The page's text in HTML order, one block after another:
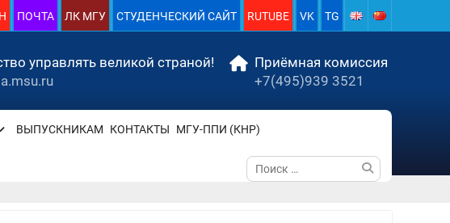
ПОЧТА ЛК МГУ СТУДЕНЧЕСКИЙ САЙТ RUTUBE VK TG
управлять великой страной!
Приёмная комиссия
+7(495)939 3521
ВЫПУСКНИКАМ КОНТАКТЫ МГУ-ППИ (КНР)
Поиск
по: